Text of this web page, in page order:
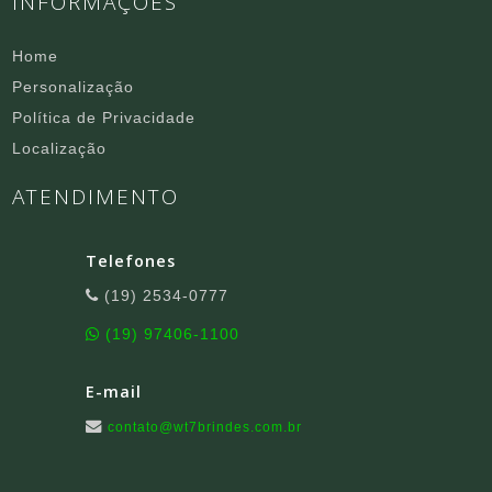
Home
Personalização
Política de Privacidade
Localização
ATENDIMENTO
Telefones
(19) 2534-0777
(19) 97406-1100
E-mail
contato@wt7brindes.com.br